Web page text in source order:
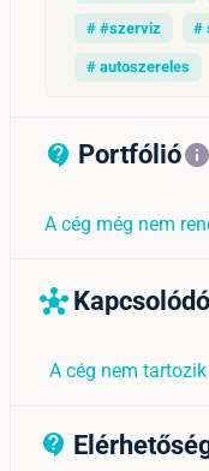
# #szerviz #
# autoszereles
Portfólióinfo
A cég még nem
hub
A cég nem